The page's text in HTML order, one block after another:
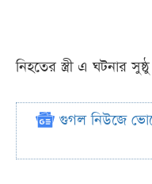
নিহতের স্ত্রী এ ঘটনার
গুগল নিউজে